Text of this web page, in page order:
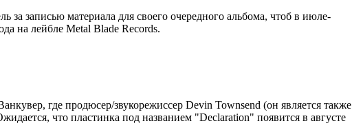
за записью материала для своего очередного альбома, чтоб в июле-
на лейбле Metal Blade Records.
где продюсер/звукорежиссер Devin Townsend (он является также
что пластинка под названием "Declaration" появится в августе